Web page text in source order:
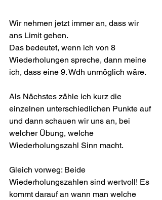
Wir nehmen jetzt immer an, dass wir
ans Limit gehen.
Das bedeutet, wenn ich von 8
Wiederholungen spreche, dann meine
ich, dass eine 9. Wdh unmöglich wäre.
Als Nächstes zähle ich kurz die
einzelnen unterschiedlichen Punkte auf
und dann schauen wir uns an, bei
welcher Übung, welche
Wiederholungszahl Sinn macht.
Gleich vorweg: Beide
Wiederholungszahlen sind wertvoll! Es
kommt darauf an wann man welche